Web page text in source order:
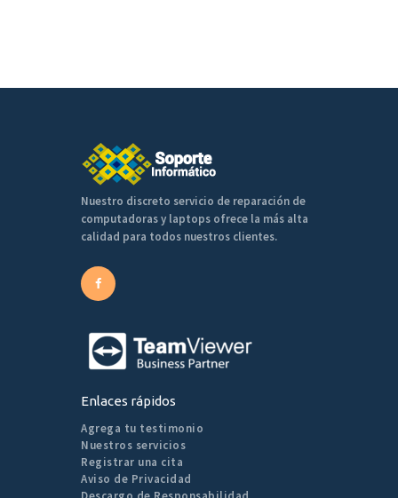
Nuestro discreto servicio de reparación de
computadoras y laptops ofrece la más alta
calidad para todos nuestros clientes.
Enlaces rápidos
Agrega tu testimonio
Nuestros servicios
Registrar una cita
Aviso de Privacidad